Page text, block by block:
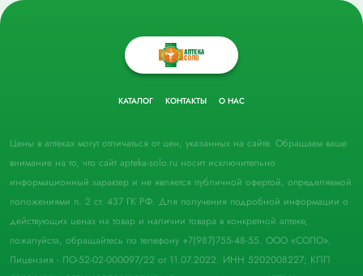
КАТАЛОГ КОНТАКТЫ О НАС
Цены в аптеках могут отличаться от цен, указанных на сайте. Обращаем ваше
внимание на то, что сайт apteka-solo.ru носит исключительно
информационный характер и не является публичной офертой, определяемой
положениями п. 2 ст. 437 ГК РФ. Для получения подробной информации о
действующих ценах на товар и наличии товара в конкретной аптеке,
пожалуйста, обращайтесь по телефону +7(987)755-48-55. ООО «СОЛО».
Лицензия - ЛО-52-02-000097/22 от 11.07.2022. ИНН 5202008227; КПП